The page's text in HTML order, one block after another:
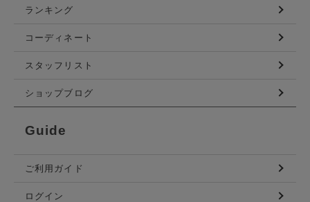
ランキング
コーディネート
スタッフリスト
ショップブログ
Guide
ご利用ガイド
ログイン